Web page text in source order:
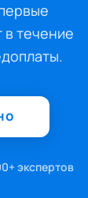
в течение
экспертов